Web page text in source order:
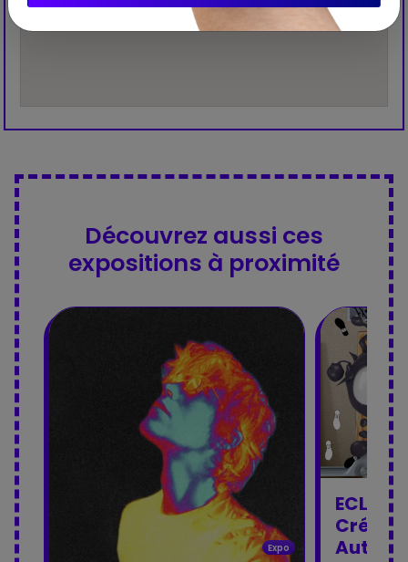
Découvrez aussi ces
expositions à proximité
Expo
ECLA –